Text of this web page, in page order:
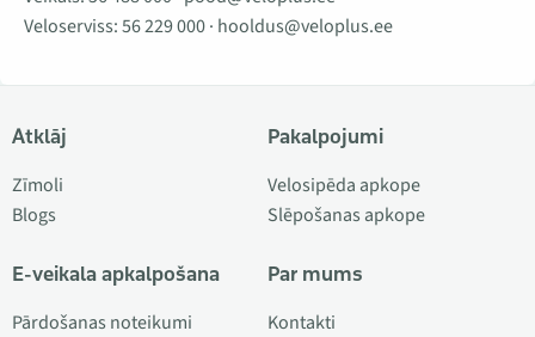
Veloserviss:56 229 000· hooldus@veloplus.ee
Atklāj
Zīmoli
Blogs
E-veikala apkalpošana
Pārdošanas noteikumi
Pakalpojumi
Velosipēda apkope
Slēpošanas apkope
Par mums
Kontakti